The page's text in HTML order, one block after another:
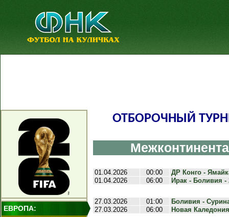
ЕВРОПА:
ОТБОРОЧНЫЙ
01.04.2026 00:00
ДР Конго -
01.04.2026
06:00 Ирак - Боливия -
27.03.2026 01:00
Боливия -
27.03.2026
06:00 Новая